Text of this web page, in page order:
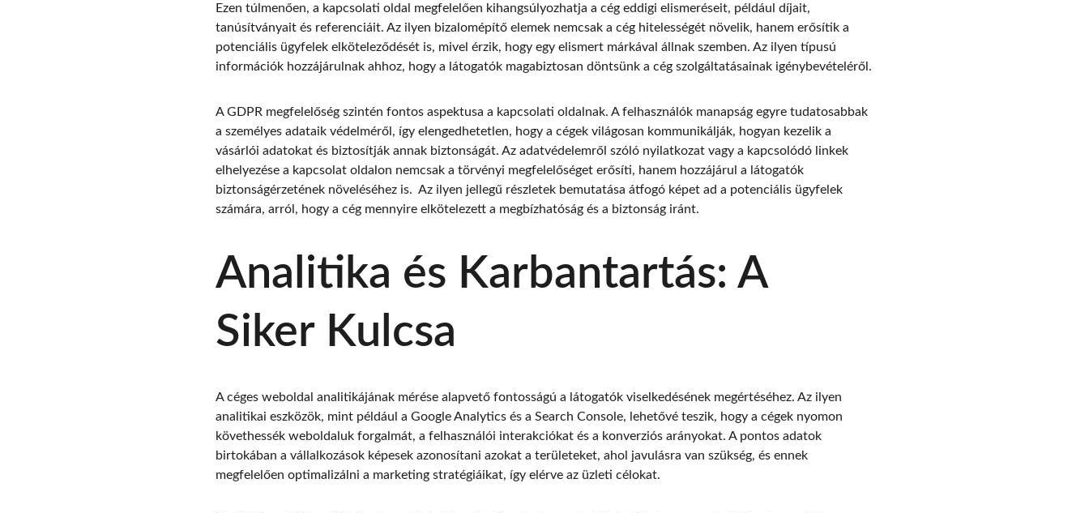
Ezen túlmenően, a kapcsolati oldal megfelelően kihangsúlyozhatja a cég eddigi elismeréseit, például díjait,
tanúsítványait és referenciáit. Az ilyen bizalomépítő elemek nemcsak a cég hitelességét növelik, hanem erősítik a
potenciális ügyfelek elköteleződését is, mivel érzik, hogy egy elismert márkával állnak szemben. Az ilyen típusú
információk hozzájárulnak ahhoz, hogy a látogatók magabiztosan döntsünk a cég szolgáltatásainak igénybevételéről.
A GDPR megfelelőség szintén fontos aspektusa a kapcsolati oldalnak. A felhasználók manapság egyre tudatosabbak
a személyes adataik védelméről, így elengedhetetlen, hogy a cégek világosan kommunikálják, hogyan kezelik a
vásárlói adatokat és biztosítják annak biztonságát. Az adatvédelemről szóló nyilatkozat vagy a kapcsolódó linkek
elhelyezése a kapcsolat oldalon nemcsak a törvényi megfelelőséget erősíti, hanem hozzájárul a látogatók
biztonságérzetének növeléséhez is.  Az ilyen jellegű részletek bemutatása átfogó képet ad a potenciális ügyfelek
számára, arról, hogy a cég mennyire elkötelezett a megbízhatóság és a biztonság iránt.
Analitika és Karbantartás: A
Siker Kulcsa
A céges weboldal analitikájának mérése alapvető fontosságú a látogatók viselkedésének megértéséhez. Az ilyen
analitikai eszközök, mint például a Google Analytics és a Search Console, lehetővé teszik, hogy a cégek nyomon
követhessék weboldaluk forgalmát, a felhasználói interakciókat és a konverziós arányokat. A pontos adatok
birtokában a vállalkozások képesek azonosítani azokat a területeket, ahol javulásra van szükség, és ennek
megfelelően optimalizálni a marketing stratégiáikat, így elérve az üzleti célokat.